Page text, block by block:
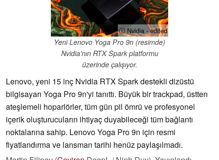
ⓘ Nvidia - edited
Yeni Lenovo Yoga Pro 9n (resimde)
Nvidia'nın RTX Spark platformu
üzerinde çalışıyor.
Lenovo, yeni 15 inç Nvidia RTX Spark destekli dizüstü
bilgisayarı Yoga Pro 9n'yi tanıttı. Büyük bir trackpad, üstten
ateşlemeli hoparlörler, tüm gün pil ömrü ve profesyonel
içerik oluşturucuların ihtiyaç duyabileceği tüm bağlantı
noktalarına sahip. Lenovo Yoga Pro 9n için resmi
fiyatlandırma ve lansman tarihi henüz paylaşılmadı.